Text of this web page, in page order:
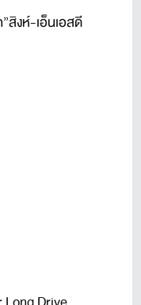
สิงห์-เอ็นเอสดี